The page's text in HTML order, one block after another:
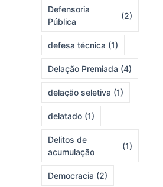
Defensoria
Pública
(2)
defesa técnica (1)
Delação Premiada (4)
delação seletiva (1)
delatado (1)
Delitos de
acumulação
(1)
Democracia (2)